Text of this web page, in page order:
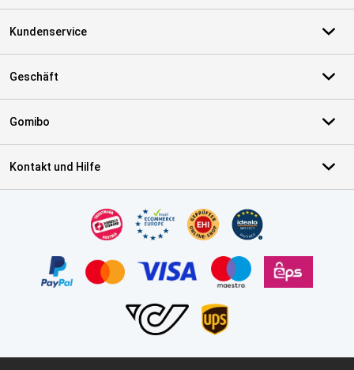
Kundenservice
Geschäft
Gomibo
Kontakt und Hilfe